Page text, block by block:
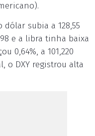
subia a 128,55
e a libra tinha baixa
0,64%, a 101,220
o DXY registrou alta